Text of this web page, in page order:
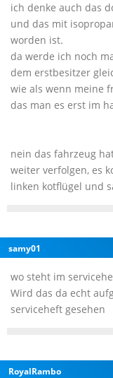
ich denke auch das
und das mit
worden ist.
da werde ich noch
dem erstbesitzer
wie als wenn meine
das man es erst im
nein das fahrzeug
weiter verfolgen, es
linken kotflügel und
samy01
wo steht im
Wird das da echt
serviceheft gesehen
RoyalRambo